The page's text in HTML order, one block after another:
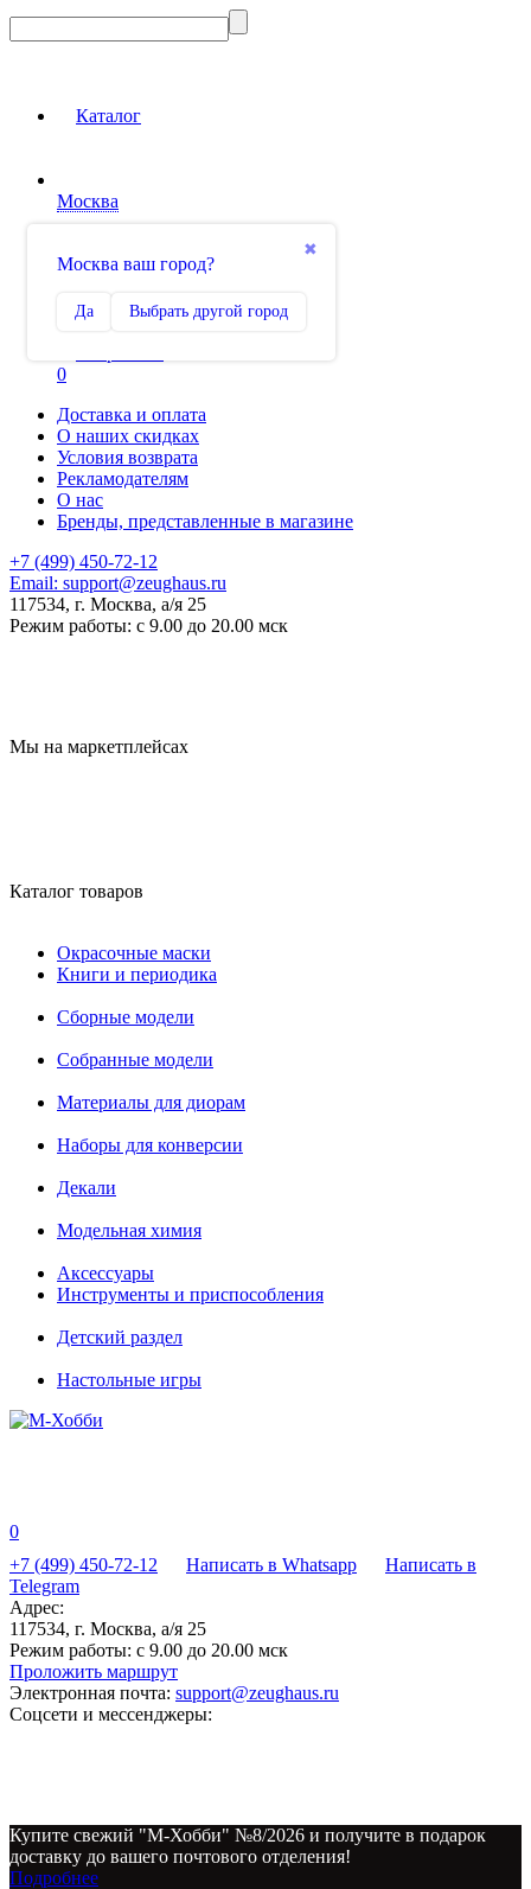
Каталог
Москва
✖
Москва ваш город?
Да Выбрать другой город
Сравнение
0
Доставка и оплата
О наших скидках
Условия возврата
Рекламодателям
О нас
Бренды, представленные в магазине
+7 (499) 450-72-12
Email: support@zeughaus.ru
117534, г. Москва, а/я 25
Режим работы: с 9.00 до 20.00 мск
Мы на маркетплейсах
Каталог товаров
Окрасочные маски
Книги и периодика
Сборные модели
Собранные модели
Материалы для диорам
Наборы для конверсии
Декали
Модельная химия
Аксессуары
Инструменты и приспособления
Детский раздел
Настольные игры
0
+7 (499) 450-72-12
Написать в Whatsapp
Написать в
Telegram
Адрес:
117534, г. Москва, а/я 25
Режим работы: с 9.00 до 20.00 мск
Проложить маршрут
Электронная почта: support@zeughaus.ru
Соцсети и мессенджеры:
Купите свежий "М-Хобби" №8/2026 и получите в подарок
доставку до вашего почтового отделения!
Подробнее